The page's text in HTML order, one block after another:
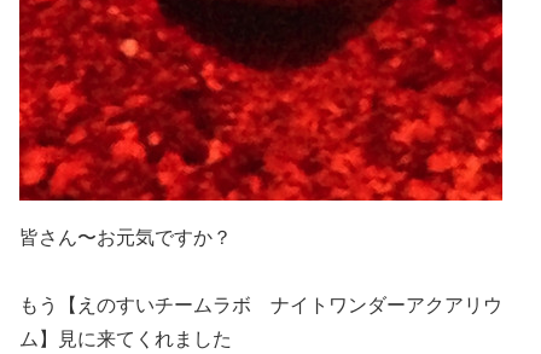
皆さん〜お元気ですか？
もう【えのすいチームラボ ナイトワンダーアクアリウ
ム】見に来てくれました